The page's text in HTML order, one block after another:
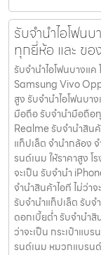
รับจำนำไอโฟน
ทุกยี่ห้อ และ ขอ
รับจำนำไอโฟนบางแ
Samsung Vivo
สูง รับจำนำไอโฟนบา
มือถือ รับจำนำมือถือ
Realme รับจำนำสินค้
แท็ปเล็ต จำนำกล้อง
รนด์เนม ให้ราคาสูง
จะเป็น รับจำนำ
จำนำสินค้าไอที ไม่ว่า
รับจำนำแท็ปเล็ต รับจ
ดอกเบี้ยต่ำ รับจำนำ
ว่าจะเป็น กระเป๋าแบ
รนด์เนม หมวกแบรน